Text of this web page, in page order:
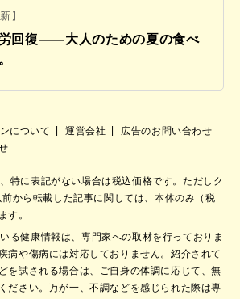
】
回復——大人のための夏の食べ
について 運営会社
広告のお問い合わせ
特に表記がない場合は税込価格です。ただしク
から転載した記事に関しては、本体のみ（税
す。
る健康情報は、専門家への取材を行っておりま
病や傷病には対応しておりません。紹介されて
を試される場合は、ご自身の体調に応じて、無
ださい。万が一、不調などを感じられた際は専